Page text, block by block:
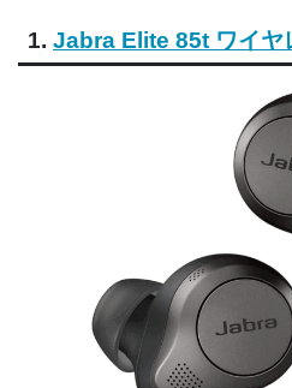
1. Jabra Elite 85t ワイヤ